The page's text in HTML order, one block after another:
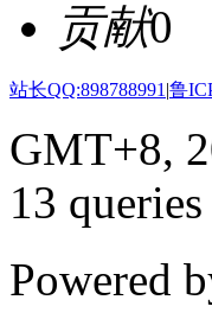
贡献0
站长QQ:898788991 |鲁
GMT+8,
13 queries
Powered